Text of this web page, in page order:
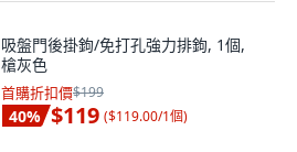
吸盤門後掛鉤/免打孔強力排鉤, 1個,
槍灰色
首購折扣價$199
40% $119 ($119.00/1個)